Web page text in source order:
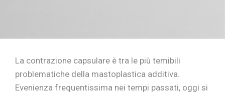
La contrazione capsulare è tra le più temibili
problematiche della mastoplastica additiva.
Evenienza frequentissima nei tempi passati, oggi si